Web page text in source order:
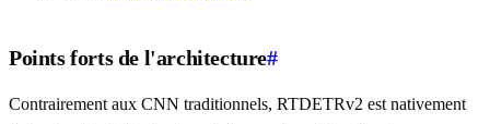
Points forts de l'architecture#
Contrairement aux CNN traditionnels, RTDETRv2 est nativement